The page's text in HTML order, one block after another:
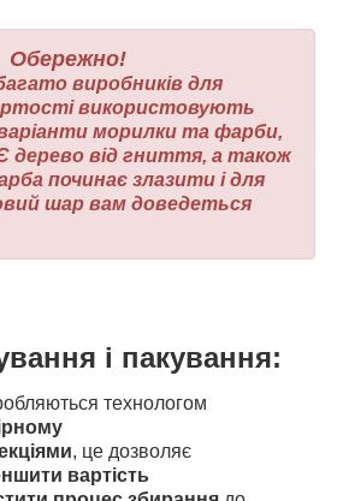
Обережно!
виробників для
використовують
варіанти морилки та фарби,
від гниття, а також
починає злазити і для
шар вам доведеться
і пакування:
технологом
, це дозволяє
вартість